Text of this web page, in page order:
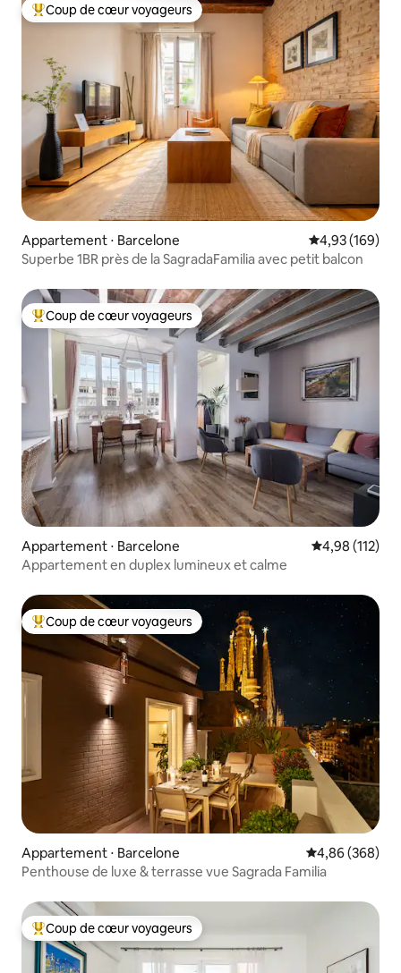
Coups de cœur voyageurs les plus appréciés
Coup de cœur voyageurs
Appartement ⋅ Barcelone Évaluation
4,93 (169)
Superbe 1BR près de la SagradaFamilia avec petit balcon
Coups de cœur voyageurs les plus appréciés
Coup de cœur voyageurs
Appartement ⋅ Barcelone Évaluation
4,98 (112)
Appartement en duplex lumineux et calme
Coups de cœur voyageurs les plus appréciés
Coup de cœur voyageurs
Appartement ⋅ Barcelone Évaluation
4,86 (368)
Penthouse de luxe & terrasse vue Sagrada Familia
Coups de cœur voyageurs les plus appréciés
Coup de cœur voyageurs